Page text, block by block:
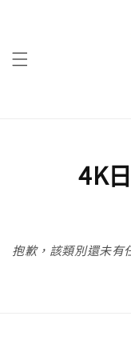
4K
抱歉，該類別還未有